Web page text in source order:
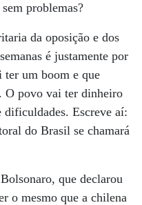
problemas?
da oposição e dos
é justamente por
ter um boom e que
O povo vai ter dinheiro
dificuldades. Escreve aí:
do Brasil se chamará
que declarou
o mesmo que a chilena